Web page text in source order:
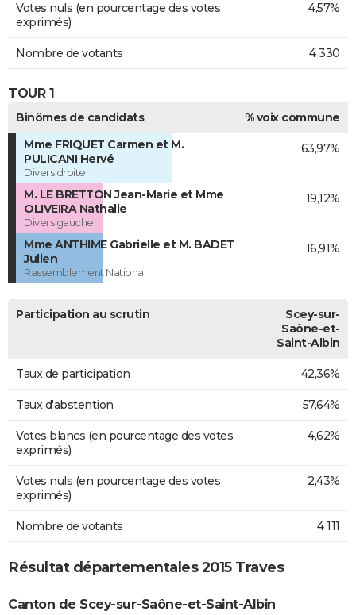
Votes nuls (en pourcentage des votes
exprimés)
4,57%
Nombre de votants 4 330
TOUR 1
Binômes de candidats
% voix commune
Mme FRIQUET Carmen et M.
PULICANI Hervé
Divers droite
63,97%
M. LE BRETTON Jean-Marie et Mme
OLIVEIRA Nathalie
Divers gauche
19,12%
Mme ANTHIME Gabrielle et M. BADET
Julien
Rassemblement National
16,91%
Participation au scrutin
Scey-sur-
Saône-et-
Saint-Albin
Taux de participation 42,36%
Taux d'abstention 57,64%
Votes blancs (en pourcentage des votes
exprimés)
4,62%
Votes nuls (en pourcentage des votes
exprimés)
2,43%
Nombre de votants 4 111
Résultat départementales 2015 Traves
Canton de Scey-sur-Saône-et-Saint-Albin